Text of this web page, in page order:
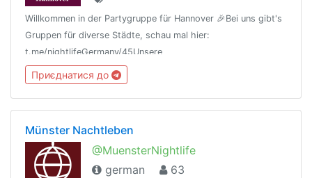
Willkommen in der Partygruppe für Hannover 🎉Bei uns gibt's
Gruppen für diverse Städte, schau mal hier:
t.me/nightlifeGermany/45Unsere
Regeln:t.me/nightlifeGermany/44Offtopic
Gruppe:https://t.me/NightlifeGermanySandbox
Приєднатися до
Münster Nachtleben
@MuensterNightlife
german
63